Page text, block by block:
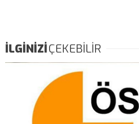
İLGİNİZİÇEKEBİLİR